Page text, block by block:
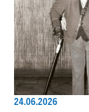
24.06.2026